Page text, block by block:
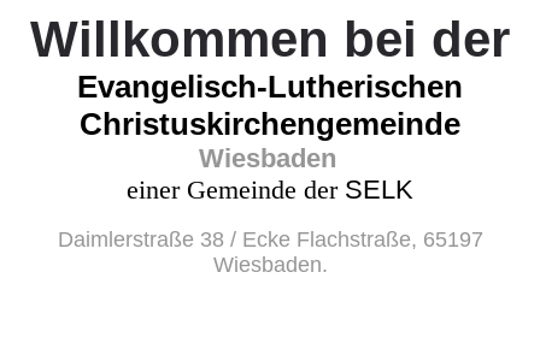
Willkommen bei der
Evangelisch-Lutherischen
Christuskirchengemeinde
Wiesbaden
einer Gemeinde der SELK
Daimlerstraße 38 / Ecke Flachstraße, 65197
Wiesbaden.